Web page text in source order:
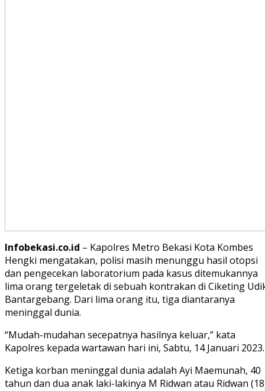
Infobekasi.co.id – Kapolres Metro Bekasi Kota Kombes
Hengki mengatakan, polisi masih menunggu hasil otopsi
dan pengecekan laboratorium pada kasus ditemukannya
lima orang tergeletak di sebuah kontrakan di Ciketing
Bantargebang. Dari lima orang itu, tiga diantaranya
meninggal dunia.
“Mudah-mudahan secepatnya hasilnya keluar,” kata
Kapolres kepada wartawan hari ini, Sabtu, 14 Januari 2023.
Ketiga korban meninggal dunia adalah Ayi Maemunah, 40
tahun dan dua anak laki-lakinya M Ridwan atau Ridwan